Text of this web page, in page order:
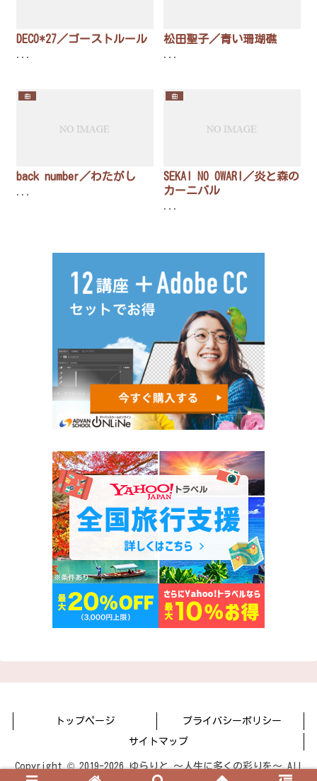
DECO*27／ゴーストルール
...
松田聖子／青い珊瑚礁
...
曲
back number／わたがし
...
曲
SEKAI NO OWARI／炎と森の
カーニバル
...
トップページ プライバシーポリシー
サイトマップ
Copyright © 2019-2026 ゆらりと 〜人生に多くの彩りを〜 All